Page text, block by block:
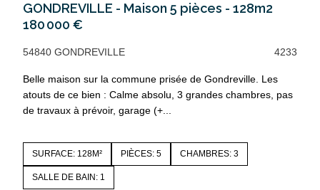
GONDREVILLE - Maison 5 pièces - 128m2
180 000 €
54840 GONDREVILLE 4233
Belle maison sur la commune prisée de Gondreville. Les
atouts de ce bien : Calme absolu, 3 grandes chambres, pas
de travaux à prévoir, garage (+...
SURFACE: 128M² PIÈCES: 5 CHAMBRES: 3
SALLE DE BAIN: 1